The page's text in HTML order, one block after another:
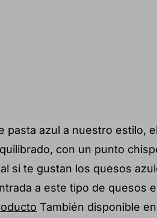
pasta azul a nuestro estilo,
con un punto
si te gustan los quesos
a este tipo de quesos
También disponible